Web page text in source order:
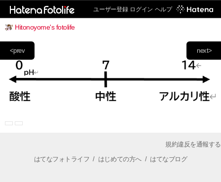
ユーザー登録 ログイン ヘルプ
Hitonoyome's fotolife
next>
<prev
規約違反を通報する
はてなフォトライフ / はじめての方へ/ はてなブログ